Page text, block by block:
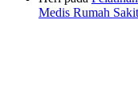
Medis Rumah Sakit